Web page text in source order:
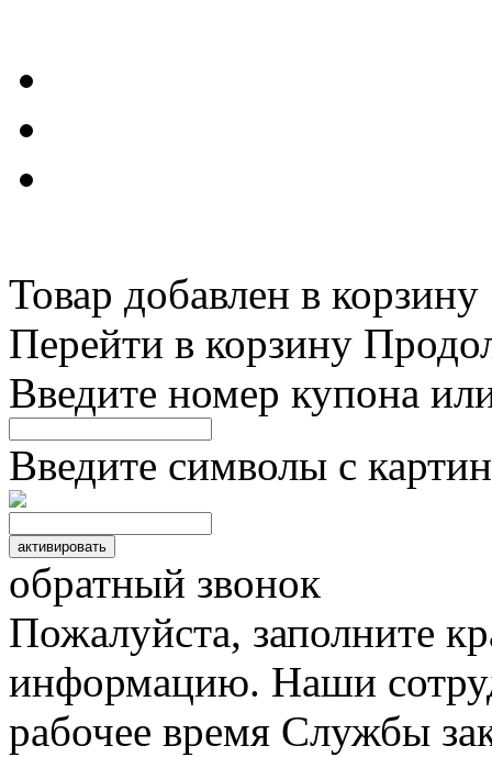
Товар добавлен в корзину
Перейти в корзину
Введите номер купона
Введите символы с
обратный звонок
Пожалуйста, заполните
информацию. Наши
рабочее время Службы